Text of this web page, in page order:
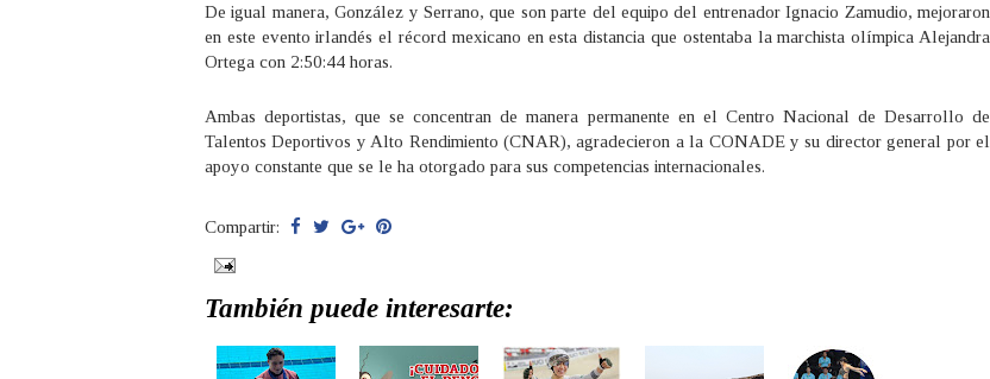
De igual manera, González y Serrano, que son parte del equipo del entrenador Ignacio Zamudio, mejoraron
en este evento irlandés el récord mexicano en esta distancia que ostentaba la marchista olímpica Alejandra
Ortega con 2:50:44 horas.
Ambas deportistas, que se concentran de manera permanente en el Centro Nacional de Desarrollo de
Talentos Deportivos y Alto Rendimiento (CNAR), agradecieron a la CONADE y su director general por el
apoyo constante que se le ha otorgado para sus competencias internacionales.
Compartir:
También puede interesarte: